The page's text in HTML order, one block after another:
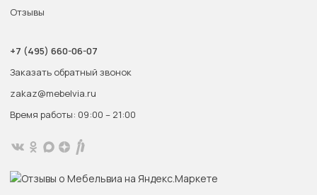
Отзывы
+7 (495) 660-06-07
Заказать обратный звонок
zakaz@mebelvia.ru
Время работы: 09:00 – 21:00